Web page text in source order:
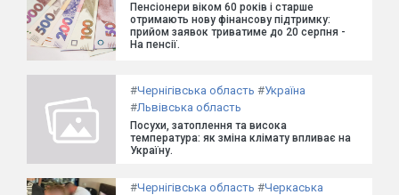
Пенсіонери віком 60 років і старше
отримають нову фінансову підтримку:
прийом заявок триватиме до 20 серпня -
На пенсії.
#Чернігівська область #Україна
#Львівська область
Посухи, затоплення та висока
температура: як зміна клімату впливає на
Україну.
#Чернігівська область #Черкаська